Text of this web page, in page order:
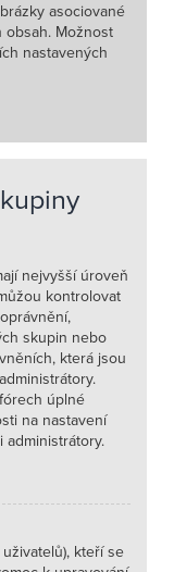
asociované
obsah. Možnost
nastavených
nejvyšší úroveň
kontrolovat
skupin nebo
která jsou
úplné
na nastavení
administrátory.
kteří se